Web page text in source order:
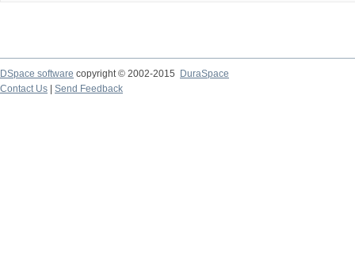
DSpace software copyright © 2002-2015
DuraSpace
Contact Us
Send Feedback